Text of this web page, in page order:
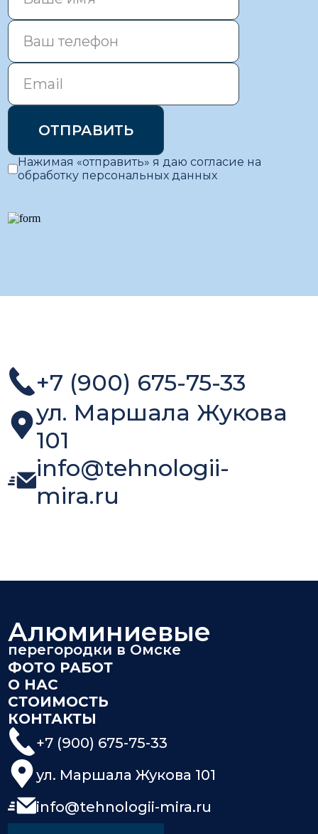
Нажимая «отправить» я даю согласие на
обработку персональных данных
+7 (900) 675-75-33
ул. Маршала Жукова
101
info@tehnologii-
mira.ru
Алюминиевые
перегородки в Омске
ФОТО РАБОТ
О НАС
СТОИМОСТЬ
КОНТАКТЫ
+7 (900) 675-75-33
ул. Маршала Жукова 101
info@tehnologii-mira.ru